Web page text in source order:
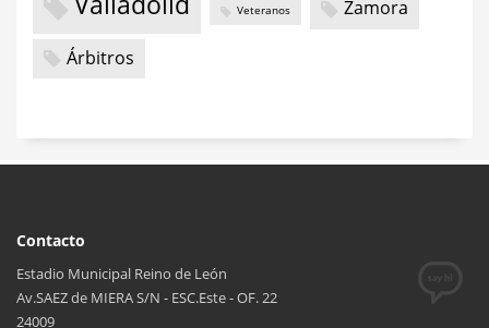
Veteranos Zamora
Árbitros
Contacto
Estadio Municipal Reino de León
Av.SAEZ de MIERA S/N - ESC.Este - OF. 22
24009